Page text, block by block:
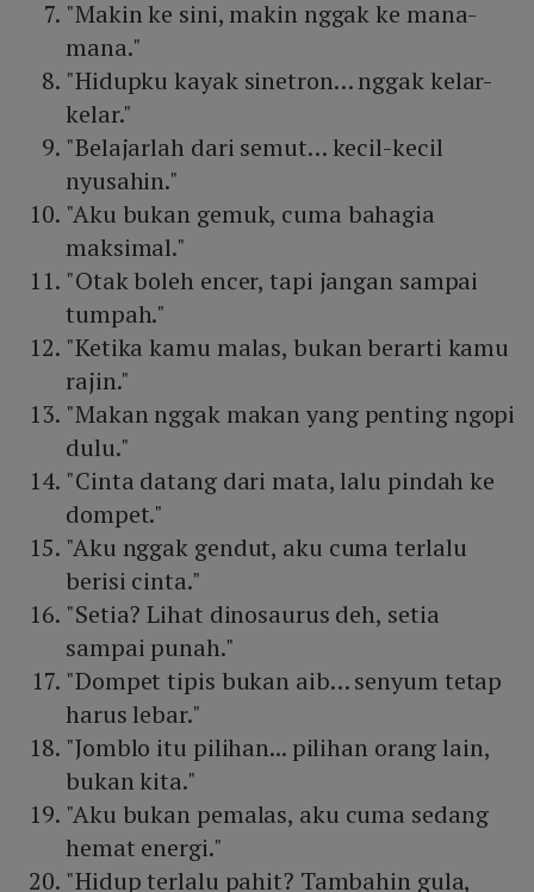
"Makin ke sini, makin nggak ke mana-
mana."
"Hidupku kayak sinetron… nggak kelar-
kelar."
"Belajarlah dari semut… kecil-kecil
nyusahin."
"Aku bukan gemuk, cuma bahagia
maksimal."
"Otak boleh encer, tapi jangan sampai
tumpah."
"Ketika kamu malas, bukan berarti kamu
rajin."
"Makan nggak makan yang penting ngopi
dulu."
"Cinta datang dari mata, lalu pindah ke
dompet."
"Aku nggak gendut, aku cuma terlalu
berisi cinta."
"Setia? Lihat dinosaurus deh, setia
sampai punah."
"Dompet tipis bukan aib… senyum tetap
harus lebar."
"Jomblo itu pilihan... pilihan orang lain,
bukan kita."
"Aku bukan pemalas, aku cuma sedang
hemat energi."
"Hidup terlalu pahit? Tambahin gula,